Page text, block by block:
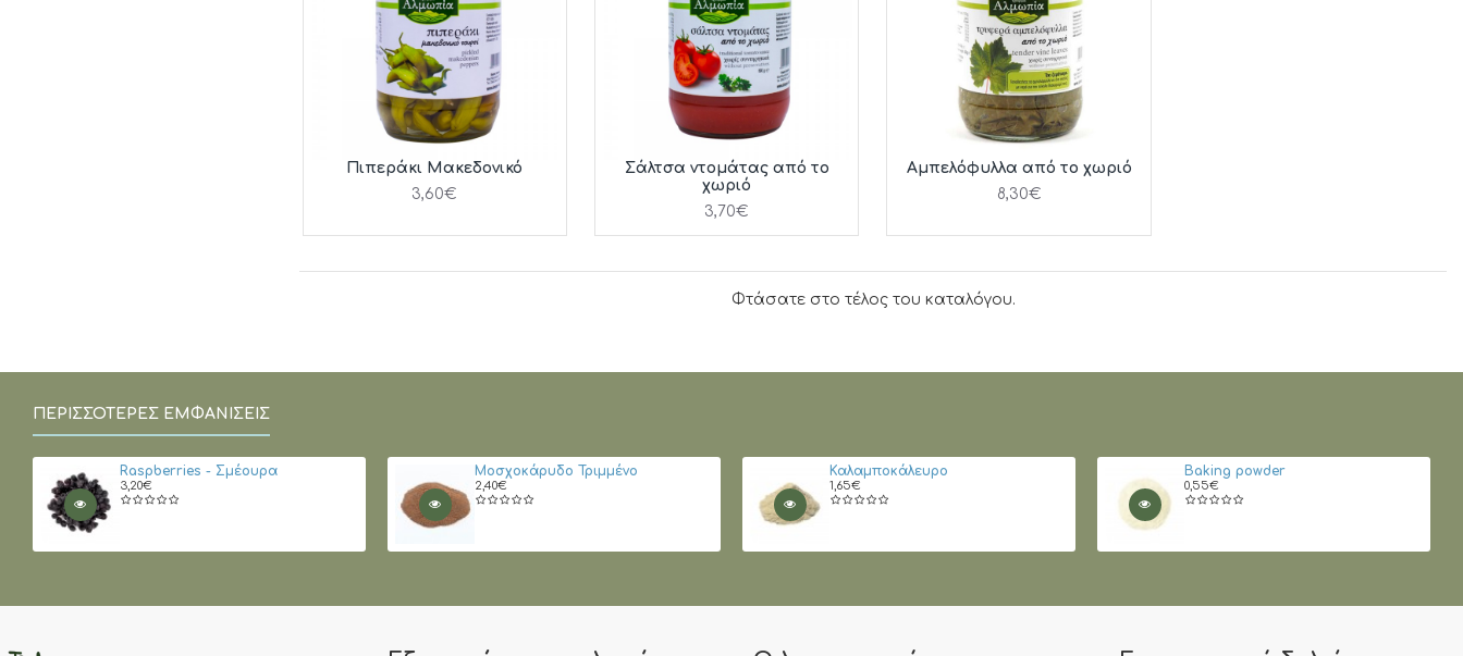
Πιπεράκι Μακεδονικό
3,60€
Σάλτσα ντομάτας από το
χωριό
3,70€
Αμπελόφυλλα από το χωριό
8,30€
Φτάσατε στο τέλος του καταλόγου.
ΠΕΡΙΣΣΌΤΕΡΕΣ ΕΜΦΑΝΊΣΕΙΣ
Raspberries - Σμέουρα
3,20€
Μοσχοκάρυδο Τριμμένο
2,40€
Καλαμποκάλευρο
1,65€
Baking powder
0,55€